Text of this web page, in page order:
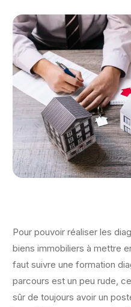
Pour pouvoir réaliser les
biens immobiliers à mettre
faut suivre une formation
parcours est un peu rude,
sûr de toujours avoir un